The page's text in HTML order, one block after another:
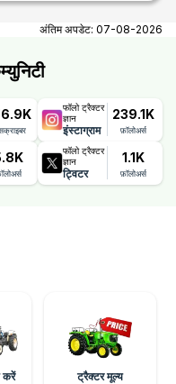
showrooms in Manipur
address.
अंतिम अपडेट: 07-08-2026
फॉलो ट्रैक्टर
ज्ञान
इंस्टाग्राम
239.1K
फ़ॉलोअर्स
फॉलो ट्रैक्टर
ज्ञान
ट्विटर
1.1K
फ़ॉलोअर्स
करें ट्रैक्टर मूल्य